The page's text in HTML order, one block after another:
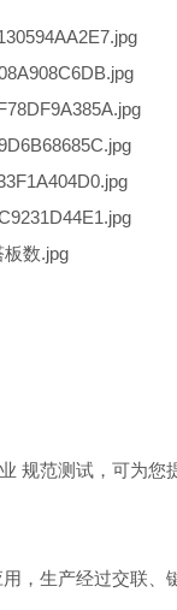
规范测试，可为您
，生产经过交联、